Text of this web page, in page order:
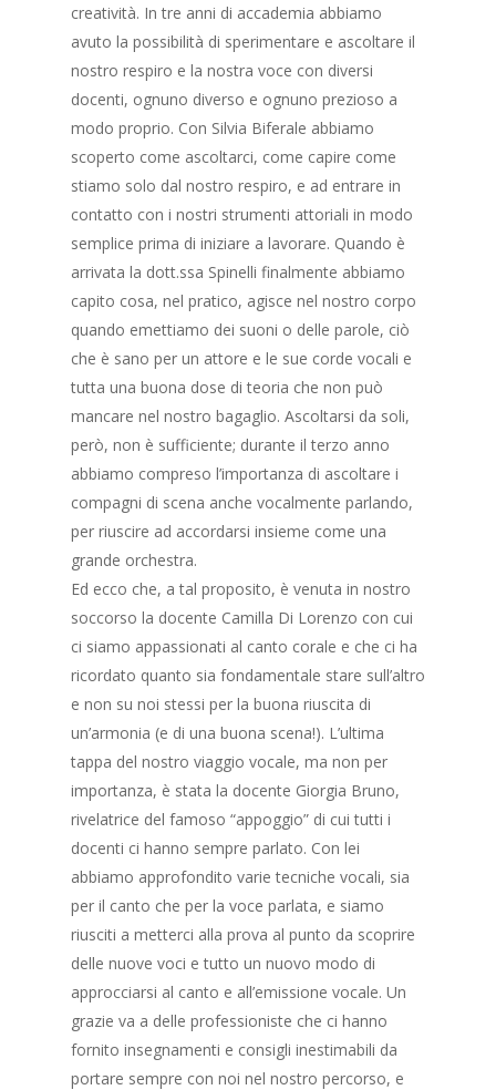
creatività. In tre anni di accademia abbiamo
avuto la possibilità di sperimentare e ascoltare il
nostro respiro e la nostra voce con diversi
docenti, ognuno diverso e ognuno prezioso a
modo proprio. Con Silvia Biferale abbiamo
scoperto come ascoltarci, come capire come
stiamo solo dal nostro respiro, e ad entrare in
contatto con i nostri strumenti attoriali in modo
semplice prima di iniziare a lavorare. Quando è
arrivata la dott.ssa Spinelli finalmente abbiamo
capito cosa, nel pratico, agisce nel nostro corpo
quando emettiamo dei suoni o delle parole, ciò
che è sano per un attore e le sue corde vocali e
tutta una buona dose di teoria che non può
mancare nel nostro bagaglio. Ascoltarsi da soli,
però, non è sufficiente; durante il terzo anno
abbiamo compreso l’importanza di ascoltare i
compagni di scena anche vocalmente parlando,
per riuscire ad accordarsi insieme come una
grande orchestra.
Ed ecco che, a tal proposito, è venuta in nostro
soccorso la docente Camilla Di Lorenzo con cui
ci siamo appassionati al canto corale e che ci ha
ricordato quanto sia fondamentale stare sull’altro
e non su noi stessi per la buona riuscita di
un’armonia (e di una buona scena!). L’ultima
tappa del nostro viaggio vocale, ma non per
importanza, è stata la docente Giorgia Bruno,
rivelatrice del famoso “appoggio” di cui tutti i
docenti ci hanno sempre parlato. Con lei
abbiamo approfondito varie tecniche vocali, sia
per il canto che per la voce parlata, e siamo
riusciti a metterci alla prova al punto da scoprire
delle nuove voci e tutto un nuovo modo di
approcciarsi al canto e all’emissione vocale. Un
grazie va a delle professioniste che ci hanno
fornito insegnamenti e consigli inestimabili da
portare sempre con noi nel nostro percorso, e